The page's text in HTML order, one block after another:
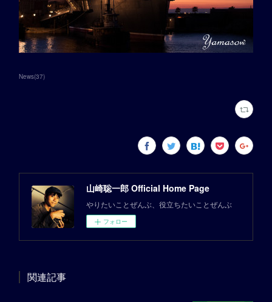
News(37)
山崎聡一郎 Official Home Page
やりたいことぜんぶ、役立ちたいことぜんぶ
フォロー
関連記事